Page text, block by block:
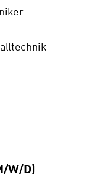
W/D)